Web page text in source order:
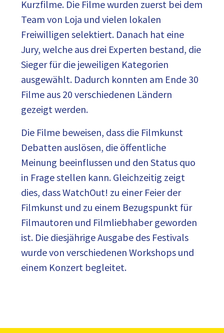
Kurzfilme. Die Filme wurden zuerst bei dem
Team von Loja und vielen lokalen
Freiwilligen selektiert. Danach hat eine
Jury, welche aus drei Experten bestand, die
Sieger für die jeweiligen Kategorien
ausgewählt. Dadurch konnten am Ende 30
Filme aus 20 verschiedenen Ländern
gezeigt werden.
Die Filme beweisen, dass die Filmkunst
Debatten auslösen, die öffentliche
Meinung beeinflussen und den Status quo
in Frage stellen kann. Gleichzeitig zeigt
dies, dass WatchOut! zu einer Feier der
Filmkunst und zu einem Bezugspunkt für
Filmautoren und Filmliebhaber geworden
ist. Die diesjährige Ausgabe des Festivals
wurde von verschiedenen Workshops und
einem Konzert begleitet.